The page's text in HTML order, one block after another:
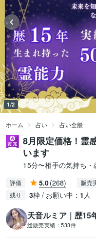
1/2
ホーム 占い 占い全般
8月限定価格！霊
います
15分〜相手の気持ち
評価 5.0(268) 販売
残り 3枠 / お願い中： 1 人
天音ルミア｜歴15
総販売実績： 533件